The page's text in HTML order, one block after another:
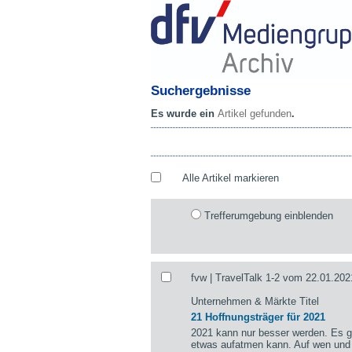
Suchergebnisse
Es wurde ein Artikel gefunden.
Alle Artikel markieren
Trefferumgebung einblenden
fvw | TravelTalk 1-2 vom
Unternehmen & Märkte Titel
21 Hoffnungsträger für 2021
2021 kann nur besser werden. Es
etwas aufatmen kann. Auf wen